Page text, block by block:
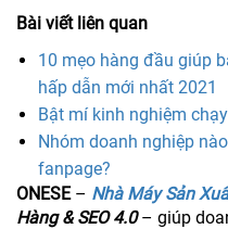
Bài viết liên quan
10 mẹo hàng đầu giúp
hấp dẫn mới nhất 2021
Bật mí kinh nghiệm
Nhóm doanh nghiệp
fanpage?
ONESE– Nhà Máy Sản
Hàng & SEO 4.0– giúp